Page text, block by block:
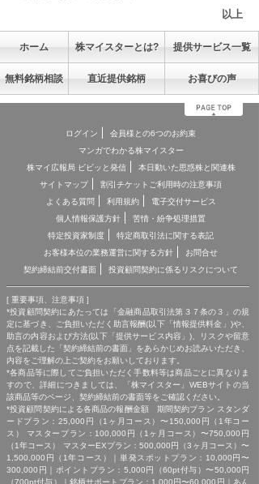
以上
ホーム 株マイスターとは? 提供サービス一覧
無料銘柄相談 直近提供銘柄 お喜びの声
ログイン
会員様との6つのお約束
マンガでわかる株マイスター
株マイ広報局 ビビッと発信
本日動いた思惑株と関連株
サイトマップ
割引チケットご利用時の注意事項
よくある質問
利用規約
電子交付サービス
個人情報保護方針
苦情・紛争処理措置
特定投資家制度
特定商取引法に関する表記
お客様本位の業務運営に関する方針
お問合せ
契約締結前交付書面
投資顧問契約に係るリスクについて
[ 重要事項、注意事項 ]
*投資顧問契約にあたっては「金融商品取引法第３７条の３」の規
定に基づき、ご負担いただく助言報酬(以下「情報提供料金」)や、
助言の内容および方法(以下「提供サービス内容」)、リスクや留意
点を記載した「契約締結前の書面」をあらかじめお読みいただき、
内容をご理解の上ご契約をお願いしております。
*各商品等に際してご負担いただく手数料等は商品ごとに異なりま
すので、詳細につきましては、「株マイスター」WEBサイトの当
該商品等のページ、契約締結前の書面等をご確認ください。
*投資顧問契約による各商品の報酬金額 期間契約プラン スタンダ
ードプラン：25,000円（1ヶ月コース）〜150,000円（1年コー
ス） マスタープラン：100,000円（1ヶ月コース）〜750,000円
（1年コース） マスターEXプラン：500,000円（3ヶ月コース）〜
1,500,000円（1年コース）｜単発スポットプラン：10,000円〜
300,000円｜ポイントプラン：5,000円（60pt付与）〜50,000円
（700pt付与）｜銘柄サポートプラン：1,000円〜60,000円｜あん